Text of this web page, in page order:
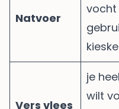
Natvoer
vocht
Vers vlees
je
wilt